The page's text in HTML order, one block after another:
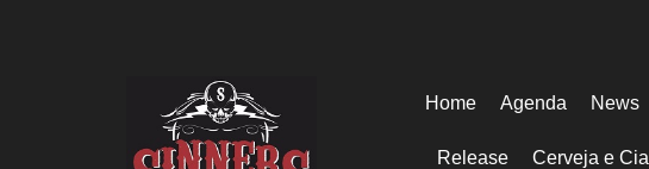
Home Agenda News
Release Cerveja e Cia